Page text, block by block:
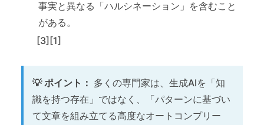
事実と異なる「ハルシネーション」を含むこと
がある。
[3][1]
💡 ポイント： 多くの専門家は、生成AIを「知
識を持つ存在」ではなく、「パターンに基づい
て文章を組み立てる高度なオートコンプリー